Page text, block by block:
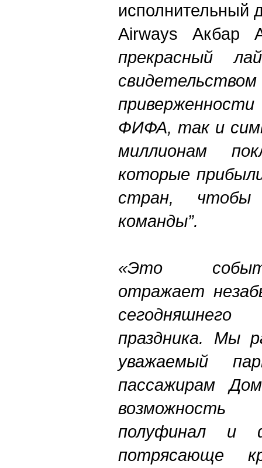
исполнительный
Airways Акбар
прекрасный
ФИФА, так и
миллионам
которые
стран, чтобы
команды”.
«Это
отражает
праздника. Мы
уважаемый
пассажирам
полуфинал
потрясающе